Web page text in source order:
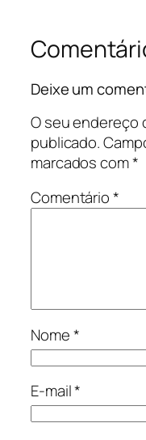
Deixe um
O seu endereço
publicado.
marcados com*
Comentário*
Nome*
E-mail*